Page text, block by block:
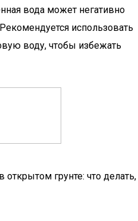
вода может негативно
использовать
воду, чтобы избежать
открытом грунте: что делать,